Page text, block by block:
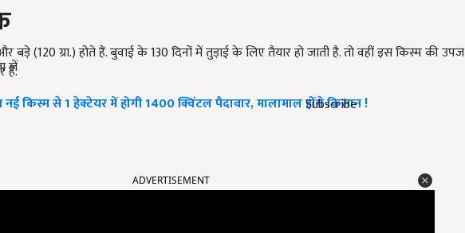
लें
Subscribe
बड़े (120ग्रा.) होते हैं. बुवाई के 130 दिनों में तुड़ाई के लिए तैयार हो जाती है. तो वहीं इस किस्म की उपज
है.
किस्म से 1 हेक्टेयर में होगी 1400 क्विंटल पैदावार, मालामाल होंगे किसान !